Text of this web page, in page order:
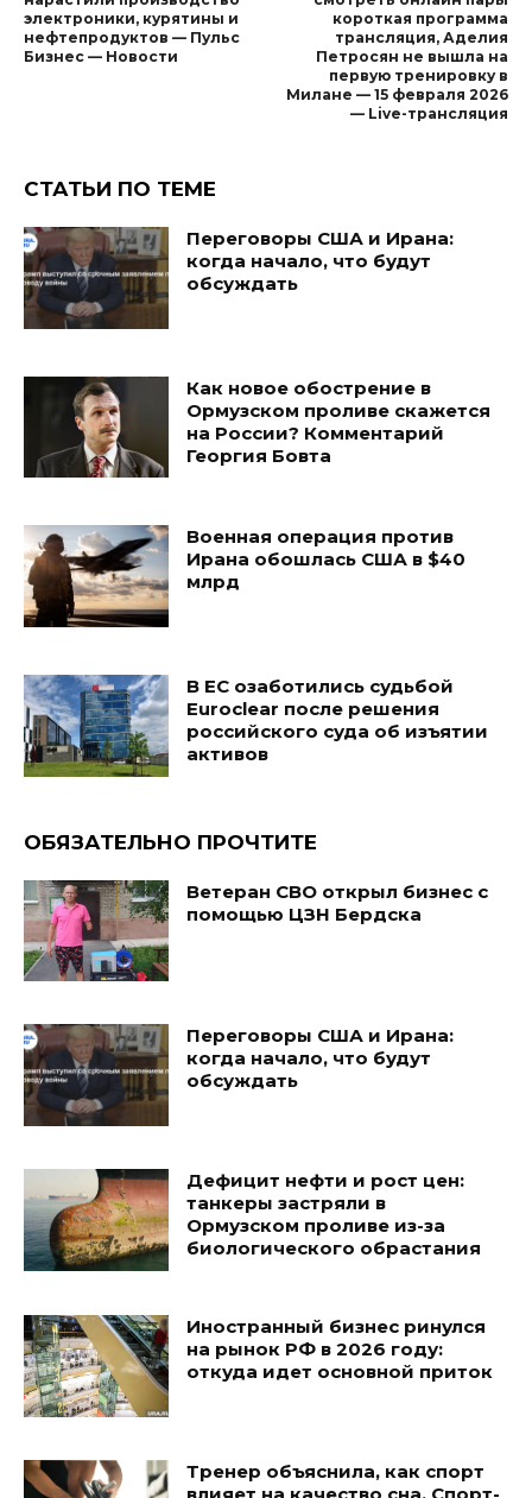
электроники, курятины и
нефтепродуктов — Пульс
Бизнес — Новости
короткая программа
трансляция, Аделия
Петросян не вышла на
первую тренировку в
Милане — 15 февраля 2026
— Live-трансляция
СТАТЬИ ПО ТЕМЕ
Переговоры США и Ирана:
когда начало, что будут
обсуждать
Как новое обострение в
Ормузском проливе скажется
на России? Комментарий
Георгия Бовта
Военная операция против
Ирана обошлась США в $40
млрд
В ЕС озаботились судьбой
Euroclear после решения
российского суда об изъятии
активов
ОБЯЗАТЕЛЬНО ПРОЧТИТЕ
Ветеран СВО открыл бизнес с
помощью ЦЗН Бердска
Переговоры США и Ирана:
когда начало, что будут
обсуждать
Дефицит нефти и рост цен:
танкеры застряли в
Ормузском проливе из-за
биологического обрастания
Иностранный бизнес ринулся
на рынок РФ в 2026 году:
откуда идет основной приток
Тренер объяснила, как спорт